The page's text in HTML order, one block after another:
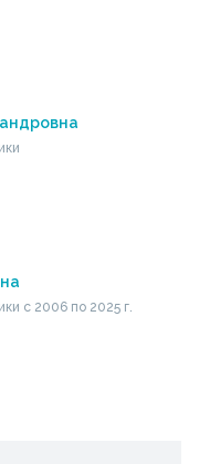
с 2006 по 2025 г.